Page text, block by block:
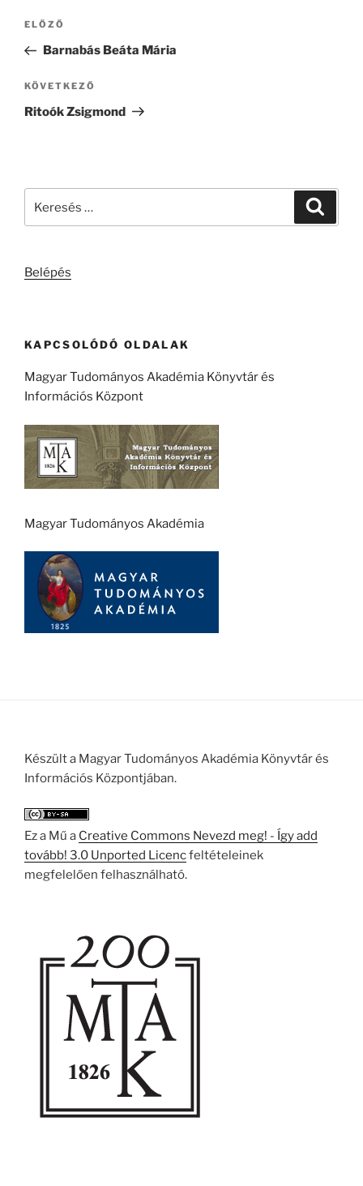
Bejegyzés
Korábbi
bejegyzés
ELŐZŐ
Barnabás Beáta Mária
Következő
bejegyzés
KÖVETKEZŐ
Ritoók Zsigmond
Belépés
KAPCSOLÓDÓ OLDALAK
Magyar Tudományos Akadémia Könyvtár és
Információs Központ
Magyar Tudományos Akadémia
Készült a Magyar Tudományos Akadémia Könyvtár és
Információs Központjában.
Ez a Mű a Creative Commons Nevezd meg! - Így add
tovább! 3.0 Unported Licencfeltételeinek
megfelelően felhasználható.